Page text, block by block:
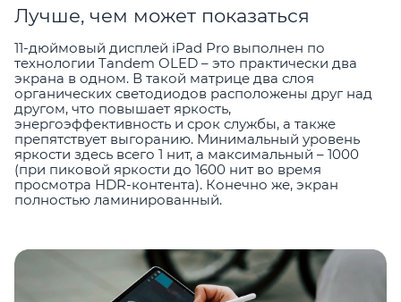
Лучше, чем может показаться
11-дюймовый дисплей iPad Pro выполнен по
технологии Tandem OLED – это практически два
экрана в одном. В такой матрице два слоя
органических светодиодов расположены друг над
другом, что повышает яркость,
энергоэффективность и срок службы, а также
препятствует выгоранию. Минимальный уровень
яркости здесь всего 1 нит, а максимальный – 1000
(при пиковой яркости до 1600 нит во время
просмотра HDR-контента). Конечно же, экран
полностью ламинированный.